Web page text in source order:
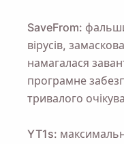
SaveFrom:
вірусів,
намагалася
програмне
тривалого
YT1s: